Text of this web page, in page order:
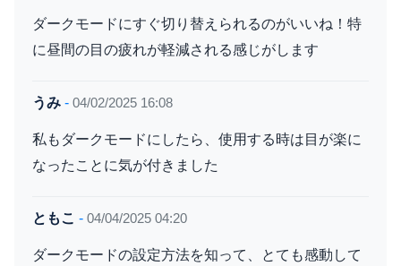
ダークモードにすぐ切り替えられるのがいいね！特
に昼間の目の疲れが軽減される感じがします
うみ - 04/02/2025 16:08
私もダークモードにしたら、使用する時は目が楽に
なったことに気が付きました
ともこ - 04/04/2025 04:20
ダークモードの設定方法を知って、とても感動して